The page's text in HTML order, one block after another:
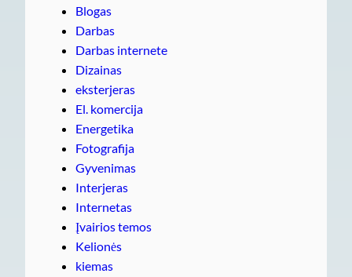
Blogas
Darbas
Darbas internete
Dizainas
eksterjeras
El. komercija
Energetika
Fotografija
Gyvenimas
Interjeras
Internetas
Įvairios temos
Kelionės
kiemas